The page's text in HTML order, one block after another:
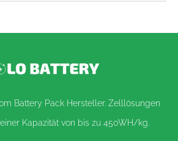
Battery Pack Hersteller. Zelllösungen
Kapazität von bis zu 450WH/kg.